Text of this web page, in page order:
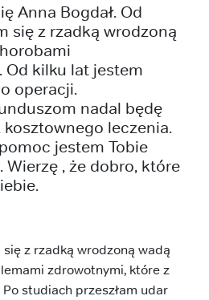
Anna Bogdał. Od
się z rzadką wrodzoną
Od kilku lat jestem
operacji.
nadal będę
kosztownego leczenia.
jestem Tobie
Wierzę , że dobro, które
z rzadką wrodzoną wadą
zdrowotnymi, które z
studiach przeszłam udar